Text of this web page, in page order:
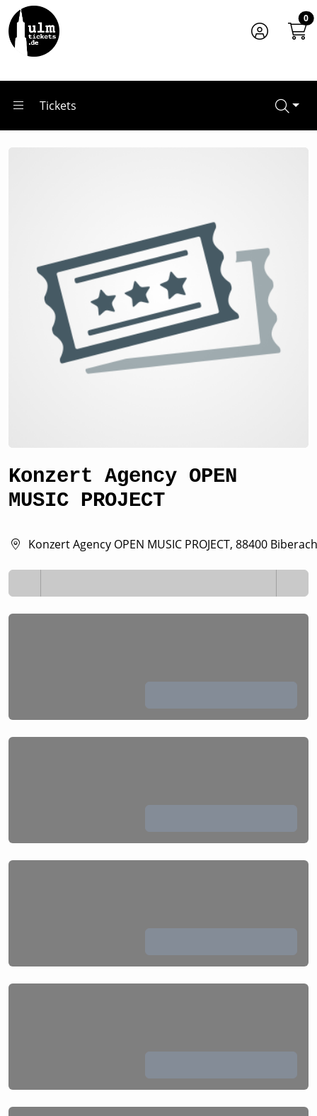
Zum Hauptinhalt springen 0
Tickets
Startseite
Veranstalter*innen
Konzert Agency OPEN MUSIC PROJECT
Konzert Agency OPEN
MUSIC PROJECT
Konzert Agency OPEN MUSIC PROJECT, 88400 Biberach
Lädt ...
Lädt ...